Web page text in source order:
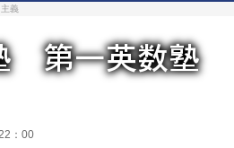
義
：00